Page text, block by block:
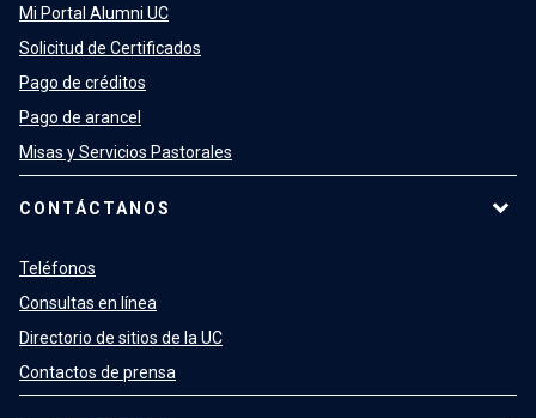
Mi Portal Alumni UC
Solicitud de Certificados
Pago de créditos
Pago de arancel
Misas y Servicios Pastorales
CONTÁCTANOS
Teléfonos
Consultas en línea
Directorio de sitios de la UC
Contactos de prensa